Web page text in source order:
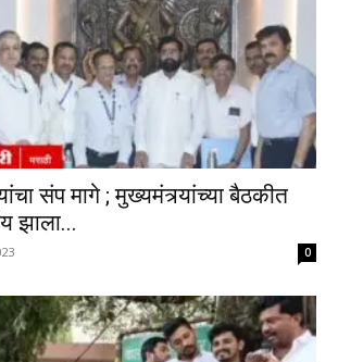
संप मागे ; मुख्यमंत्र्यांच्या बैठकीत
झाला...
0